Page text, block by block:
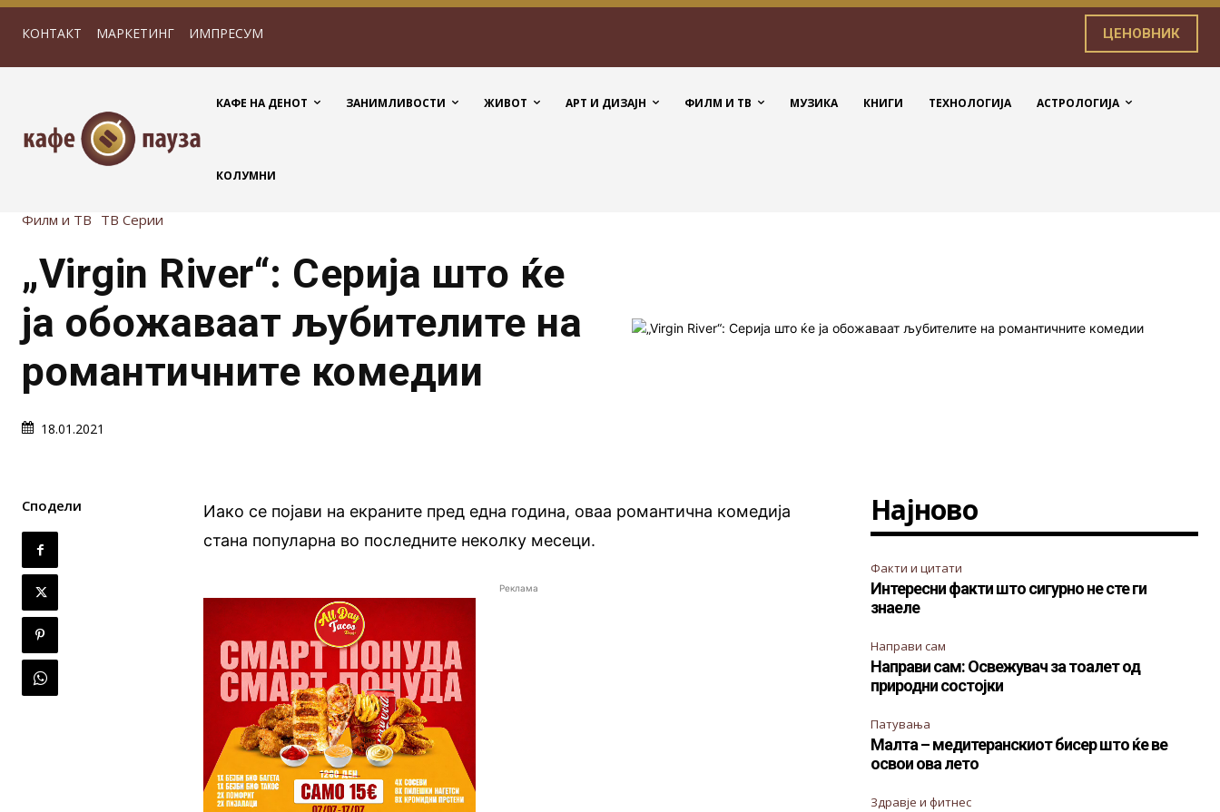
КОНТАКТ МАРКЕТИНГ ИМПРЕСУМ ЦЕНОВНИК
КАФЕ НА ДЕНОТ ЗАНИМЛИВОСТИ ЖИВОТ АРТ И ДИЗАЈН ФИЛМ И ТВ МУЗИКА КНИГИ ТЕХНОЛОГИЈА АСТРОЛОГИЈА
КОЛУМНИ
Филм и ТВ ТВ Серии
„Virgin River“: Серија што ќе
ја обожаваат љубителите на
романтичните комедии
18.01.2021
Сподели
Иако се појави на екраните пред една година, оваа романтична комедија
стана популарнa во последните неколку месеци.
Реклама
Најново
Факти и цитати
Интересни факти што сигурно не сте ги
знаеле
Направи сам
Направи сам: Освежувач за тоалет од
природни состојки
Патувања
Малта – медитеранскиот бисер што ќе ве
освои ова лето
Здравје и фитнес